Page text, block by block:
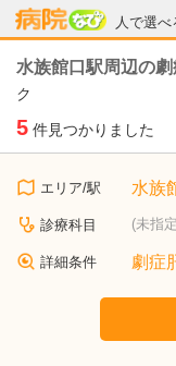
人で選
病院なび
水族館口駅周辺の
ク
5 件見つかりました
エリア/駅 水族
診療科目 (未指
詳細条件 劇症